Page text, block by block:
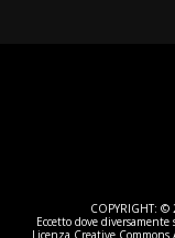
COPYRIGHT: ©
Eccetto dove